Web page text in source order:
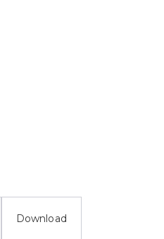
Download